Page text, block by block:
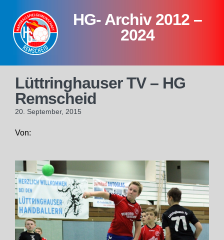
content
HG- Archiv 2012 –
2024
Lüttringhauser TV – HG
Remscheid
20. September, 2015
Von: